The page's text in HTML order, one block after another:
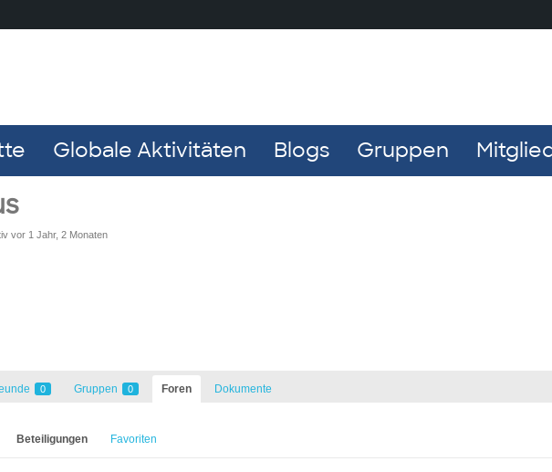
Globale Aktivitäten Blogs Gruppen
vor 1 Jahr, 2 Monaten
0 Gruppen 0 Foren Dokumente
Beteiligungen Favoriten